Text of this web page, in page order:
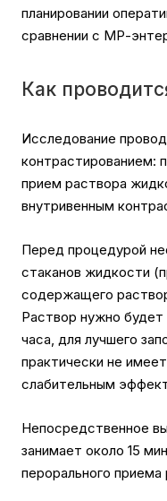
планировании
сравнении с МР-
Как
Исследование
контрастированием:
прием раствора
внутривенным
Перед процедурой
стаканов жидкости
содержащего
Раствор нужно будет
часа, для лучшего
практически не
слабительным
Непосредственное
занимает около 15
перорального приема